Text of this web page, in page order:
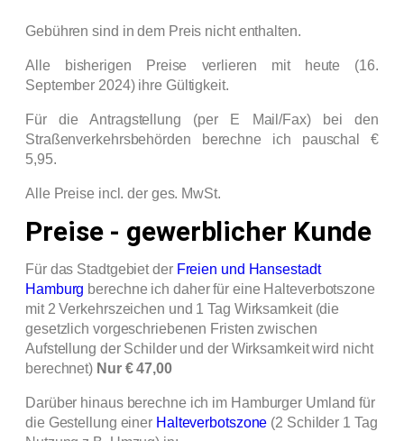
Gebühren sind in dem Preis nicht enthalten.
Alle bisherigen Preise verlieren mit heute (16.
September 2024) ihre Gültigkeit.
Für die Antragstellung (per E Mail/Fax) bei den
Straßenverkehrsbehörden berechne ich pauschal €
5,95.
Alle Preise incl. der ges. MwSt.
Preise - gewerblicher Kunde
Für das Stadtgebiet der Freien und Hansestadt
Hamburg berechne ich daher für eine Halteverbotszone
mit 2 Verkehrszeichen und 1 Tag Wirksamkeit (die
gesetzlich vorgeschriebenen Fristen zwischen
Aufstellung der Schilder und der Wirksamkeit wird nicht
berechnet) Nur € 47,00
Darüber hinausberechne ich im Hamburger Umland für
die Gestellung einer Halteverbotszone (2 Schilder 1 Tag